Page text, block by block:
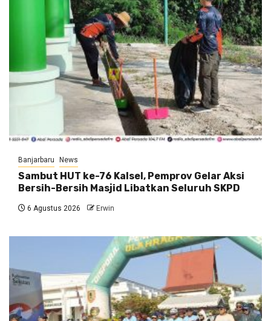
Banjarbaru News
Sambut HUT ke-76 Kalsel, Pemprov Gelar Aksi
Bersih-Bersih Masjid Libatkan Seluruh SKPD
6 Agustus 2026 Erwin